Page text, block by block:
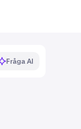
Fråga AI